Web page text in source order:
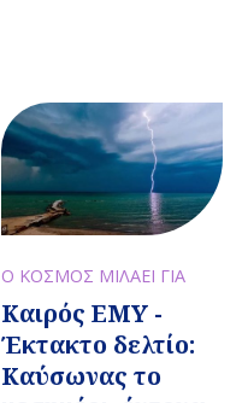
Ο ΚΟΣΜΟΣ ΜΙΛΑΕΙ ΓΙΑ
Καιρός ΕΜΥ -
Έκτακτο δελτίο:
Καύσωνας το